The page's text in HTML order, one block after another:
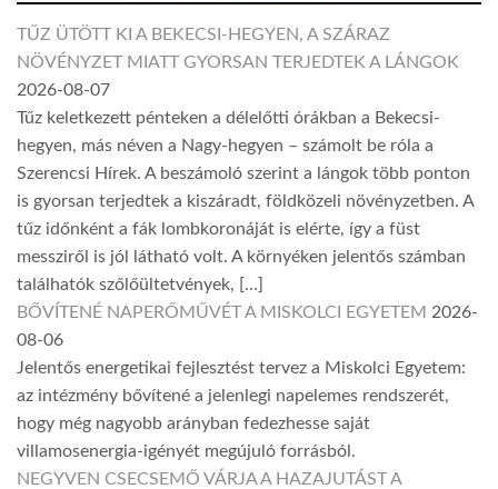
TŰZ ÜTÖTT KI A BEKECSI-HEGYEN, A SZÁRAZ
NÖVÉNYZET MIATT GYORSAN TERJEDTEK A LÁNGOK
2026-08-07
Tűz keletkezett pénteken a délelőtti órákban a Bekecsi-
hegyen, más néven a Nagy-hegyen – számolt be róla a
Szerencsi Hírek. A beszámoló szerint a lángok több ponton
is gyorsan terjedtek a kiszáradt, földközeli növényzetben. A
tűz időnként a fák lombkoronáját is elérte, így a füst
messziről is jól látható volt. A környéken jelentős számban
találhatók szőlőültetvények, […]
BŐVÍTENÉ NAPERŐMŰVÉT A MISKOLCI EGYETEM 2026-
08-06
Jelentős energetikai fejlesztést tervez a Miskolci Egyetem:
az intézmény bővítené a jelenlegi napelemes rendszerét,
hogy még nagyobb arányban fedezhesse saját
villamosenergia-igényét megújuló forrásból.
NEGYVEN CSECSEMŐ VÁRJA A HAZAJUTÁST A